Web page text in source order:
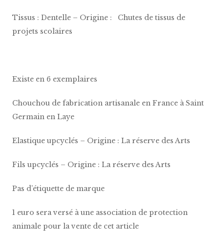
Tissus : Dentelle – Origine : Chutes de tissus de
projets scolaires
Existe en 6 exemplaires
Chouchou de fabrication artisanale en France à Saint
Germain en Laye
Elastique upcyclés – Origine : La réserve des Arts
Fils upcyclés – Origine : La réserve des Arts
Pas d’étiquette de marque
1 euro sera versé à une association de protection
animale pour la vente de cet article